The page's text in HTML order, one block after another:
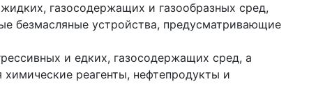
газосодержащих и газообразных сред,
безмасляные устройства, предусматривающие
и едких, газосодержащих сред, а
реагенты, нефтепродукты и